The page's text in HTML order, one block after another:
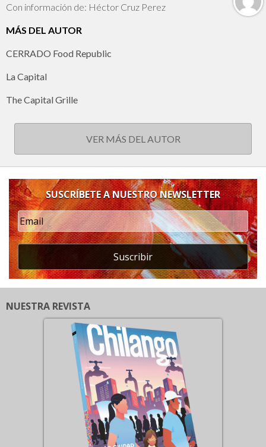
Con información de: Héctor Cruz Perez
MÁS DEL AUTOR
CERRADO Food Republic
La Capital
The Capital Grille
VER MÁS DEL AUTOR
SUSCRÍBETE A NUESTRO NEWSLETTER
Suscribir
NUESTRA REVISTA